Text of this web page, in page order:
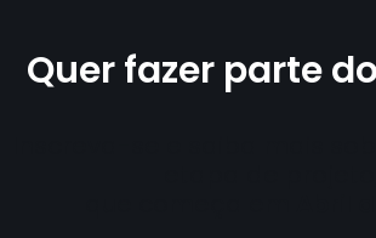
Quer fazer parte